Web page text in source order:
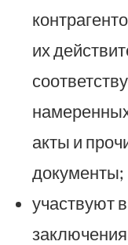
их
акты и
документы;
участвуют